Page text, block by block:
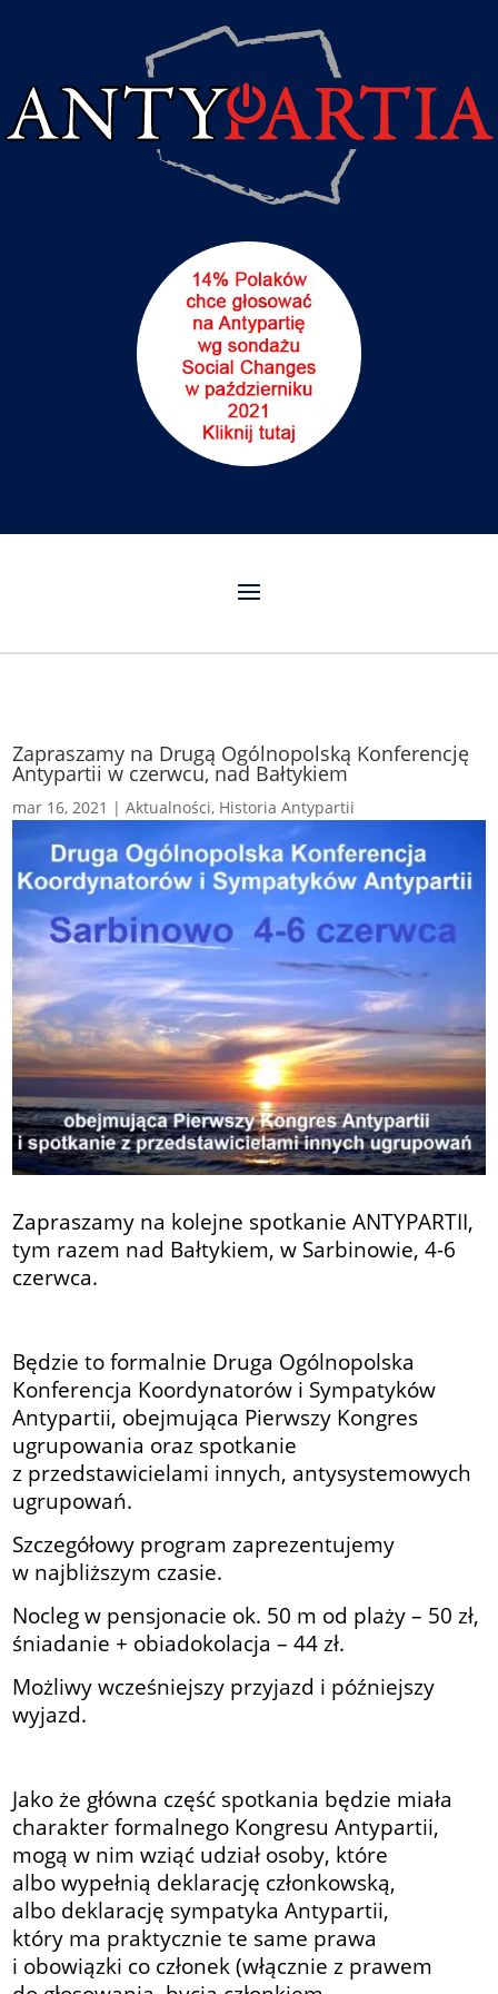
Zapraszamy na Drugą Ogólnopolską Konferencję
Antypartii w czerwcu, nad Bałtykiem
mar 16, 2021 |Aktualności, Historia Antypartii
Zapraszamy na kolejne spotkanie ANTYPARTII,
tym razem nad Bałtykiem, w Sarbinowie, 4-6
czerwca.
Będzie to formalnie Druga Ogólnopolska
Konferencja Koordynatorów i Sympatyków
Antypartii, obejmująca Pierwszy Kongres
ugrupowania oraz spotkanie
z przedstawicielami innych, antysystemowych
ugrupowań.
Szczegółowy program zaprezentujemy
w najbliższym czasie.
Nocleg w pensjonacie ok. 50 m od plaży – 50 zł,
śniadanie + obiadokolacja – 44 zł.
Możliwy wcześniejszy przyjazd i późniejszy
wyjazd.
Jako że główna część spotkania będzie miała
charakter formalnego Kongresu Antypartii,
mogą w nim wziąć udział osoby, które
albo wypełnią deklarację członkowską,
albo deklarację sympatyka Antypartii,
który ma praktycznie te same prawa
i obowiązki co członek (włącznie z prawem